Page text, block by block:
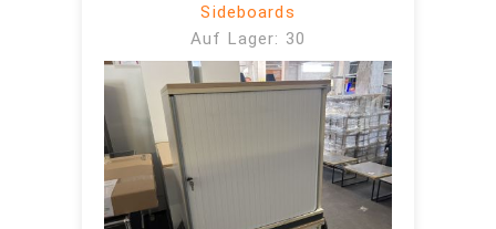
Sideboards
Auf Lager: 30